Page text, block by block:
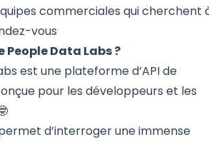
commerciales qui cherchent
vous
People Data Labs ?
est une plateforme d’API de
pour les développeurs et les
d’interroger une immense